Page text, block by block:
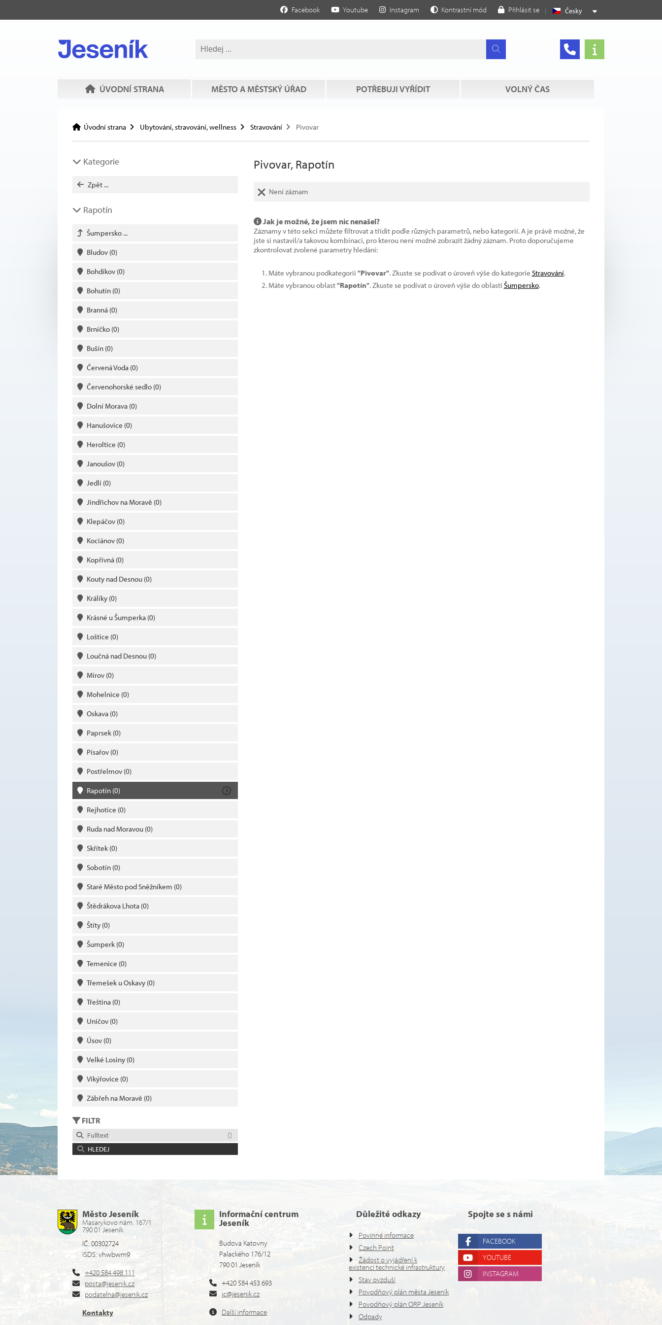
Česky
Facebook Youtube Instagram Kontrastní mód Přihlásit se
ÚVODNÍ STRANA MĚSTO A MĚSTSKÝ ÚŘAD POTŘEBUJI VYŘÍDIT VOLNÝ ČAS
Úvodní strana Ubytování, stravování, wellness Stravování Pivovar
Kategorie
Zpět ...
Rapotín
Šumpersko ...
Bludov (0)
Bohdíkov (0)
Bohutín (0)
Branná (0)
Brníčko (0)
Bušín (0)
Červená Voda (0)
Červenohorské sedlo (0)
Dolní Morava (0)
Hanušovice (0)
Heroltice (0)
Janoušov (0)
Jedlí (0)
Jindřichov na Moravě (0)
Klepáčov (0)
Kociánov (0)
Kopřivná (0)
Kouty nad Desnou (0)
Králíky (0)
Krásné u Šumperka (0)
Loštice (0)
Loučná nad Desnou (0)
Mírov (0)
Mohelnice (0)
Oskava (0)
Paprsek (0)
Písařov (0)
Postřelmov (0)
Rapotín (0)
Rejhotice (0)
Ruda nad Moravou (0)
Skřítek (0)
Sobotín (0)
Staré Město pod Sněžníkem (0)
Štědrákova Lhota (0)
Štíty (0)
Šumperk (0)
Temenice (0)
Třemešek u Oskavy (0)
Třeština (0)
Uničov (0)
Úsov (0)
Velké Losiny (0)
Vikýřovice (0)
Zábřeh na Moravě (0)
FILTR
Fulltext
HLEDEJ
Pivovar, Rapotín
Není záznam
Jak je možné, že jsem nic nenašel?
Záznamy v této sekci můžete filtrovat a třídit podle různých parametrů, nebo kategorií. A je právě možné, že
jste si nastavil/a takovou kombinaci, pro kterou není možné zobrazit žádný záznam. Proto doporučujeme
zkontrolovat zvolené parametry hledání:
Máte vybranou podkategorii "Pivovar". Zkuste se podívat o úroveň výše do kategorie Stravování.
Máte vybranou oblast"Rapotín". Zkuste se podívat o úroveň výše do oblasti Šumpersko.
Město Jeseník
Masarykovo nám. 167/1
790 01 Jeseník
IČ: 00302724
ISDS: vhwbwm9
+420 584 498 111
posta@jesenik.cz
podatelna@jesenik.cz
Kontakty
Informační centrum
Jeseník
Budova Katovny
Palackého 176/12
790 01 Jeseník
+420 584 453 693
ic@jesenik.cz
Další informace
Důležité odkazy
Povinné informace
Czech Point
Žádost o vyjádření k
existenci technické infrastruktury
Stav ovzduší
Povodňový plán města Jeseník
Povodňový plán ORP Jeseník
Odpady
Spojte se s námi
FACEBOOK
YOUTUBE
INSTAGRAM